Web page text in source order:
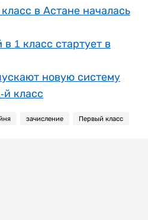
в Астане началась
1 класс стартует в
новую систему
й класс
зачисление Первый класс